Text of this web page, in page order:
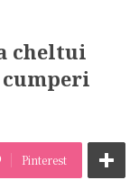
cheltui
Pinterest